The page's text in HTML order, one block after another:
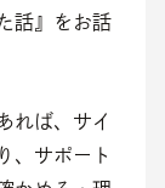
話』をお話
れば、サイ
、サポート